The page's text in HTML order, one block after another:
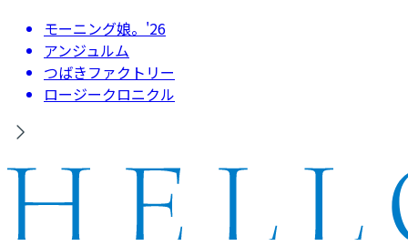
モーニング娘。'26
アンジュルム
つばきファクトリー
ロージークロニクル